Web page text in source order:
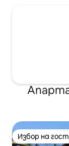
Избор на
Избор на